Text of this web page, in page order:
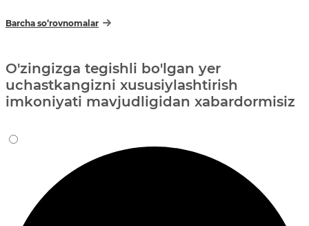
Barcha so‘rovnomalar
O'zingizga tegishli bo'lgan yer
uchastkangizni xususiylashtirish
imkoniyati mavjudligidan xabardormisiz